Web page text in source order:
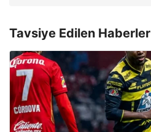
Tavsiye Edilen Haberler